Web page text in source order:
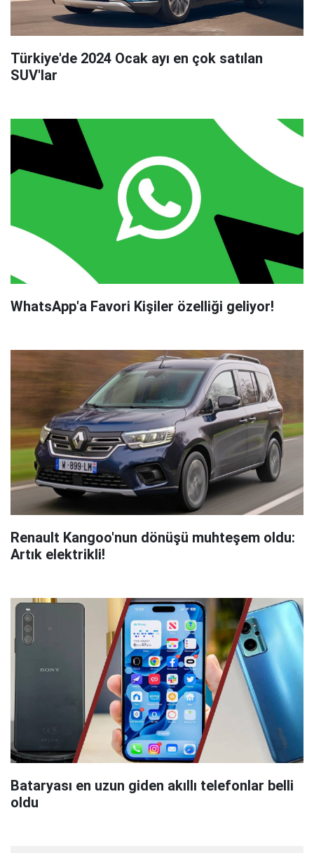
Türkiye'de 2024 Ocak ayı en çok satılan
SUV'lar
WhatsApp'a Favori Kişiler özelliği geliyor!
Renault Kangoo'nun dönüşü muhteşem oldu:
Artık elektrikli!
Bataryası en uzun giden akıllı telefonlar belli
oldu